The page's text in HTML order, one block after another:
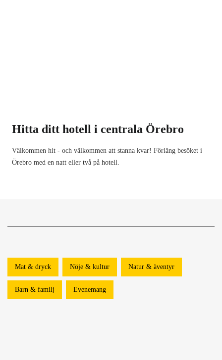
Hitta ditt hotell i centrala Örebro
Välkommen hit - och välkommen att stanna kvar! Förläng besöket i
Örebro med en natt eller två på hotell.
Mat & dryck Nöje & kultur Natur & äventyr
Barn & familj Evenemang